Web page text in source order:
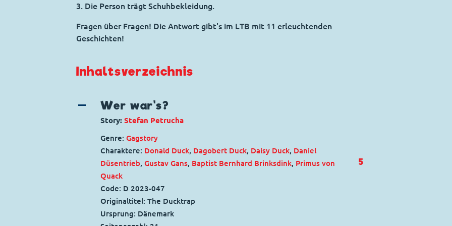
3. Die Person trägt Schuhbekleidung.
Fragen über Fragen! Die Antwort gibt's im LTB mit 11 erleuchtenden
Geschichten!
Inhaltsverzeichnis
Wer war's?
Story: Stefan Petrucha
Genre: Gagstory
Charaktere: Donald Duck, Dagobert Duck, Daisy Duck, Daniel
Düsentrieb, Gustav Gans, Baptist Bernhard Brinksdink, Primus von
Quack
Code: D 2023-047
Originaltitel: The Ducktrap
Ursprung: Dänemark
5